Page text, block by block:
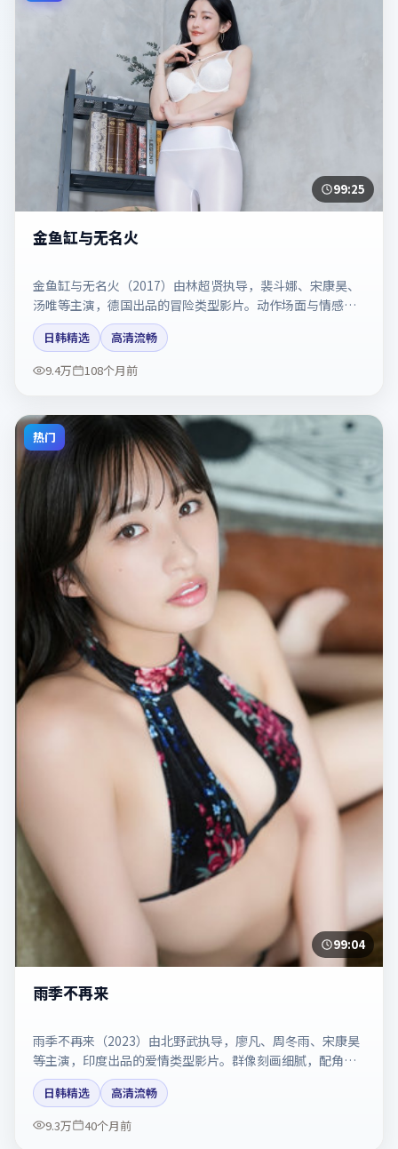
99:25
金鱼缸与无名火
金鱼缸与无名火（2017）由林超贤执导，裴斗娜、宋康昊、
汤唯等主演，德国出品的冒险类型影片。动作场面与情感戏
比例拿捏得当。剧情简介与主创信息可供检索参考，上映日
期以片方资料为准。
日韩精选
高清流畅
9.4万
108个月前
热门
99:04
雨季不再来
雨季不再来（2023）由北野武执导，廖凡、周冬雨、宋康昊
等主演，印度出品的爱情类型影片。群像刻画细腻，配角同
样出彩。剧情简介与主创信息可供检索参考，上映日期以片
方资料为准。
日韩精选
高清流畅
9.3万
40个月前